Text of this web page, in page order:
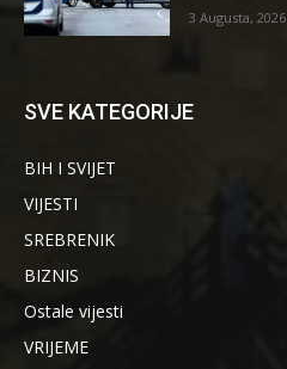
3 Augusta, 2026
SVE KATEGORIJE
BIH I SVIJET
VIJESTI
SREBRENIK
BIZNIS
Ostale vijesti
VRIJEME